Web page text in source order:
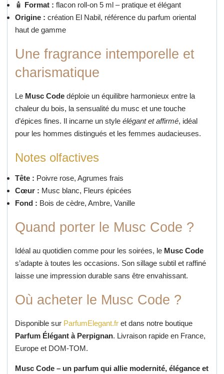
🧴 Format : flacon roll-on 5 ml – pratique et élégant
Origine : création El Nabil, référence du parfum oriental
haut de gamme
Une fragrance intemporelle et
charismatique
Le Musc Codedéploie un équilibre harmonieux entre la
chaleur du bois, la sensualité du musc et une touche
d’épices fines. Il incarne un style élégant et affirmé, idéal
pour les hommes distingués et les femmes audacieuses.
Notes olfactives
Tête : Poivre rose, Agrumes frais
Cœur : Musc blanc, Fleurs épicées
Fond : Bois de cèdre, Ambre, Vanille
Quand porter le Musc Code ?
Idéal au quotidien comme pour les soirées, le Musc Code
s’adapte à toutes les occasions. Son sillage subtil et raffiné
laisse une impression durable sans être envahissant.
Où acheter le Musc Code ?
Disponible sur ParfumElegant.fret dans notre boutique
Parfum Élégant à Perpignan. Livraison rapide en France,
Europe et DOM-TOM.
Musc Code – un parfum qui allie modernité, élégance et